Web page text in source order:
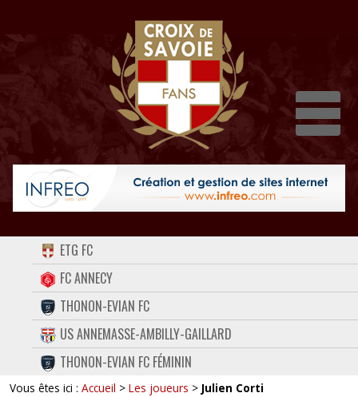
ACCUEIL
FORUM
CONTACT
FACEBOOK
TWITTER
ETG FC
FC ANNECY
THONON-EVIAN FC
US ANNEMASSE-AMBILLY-GAILLARD
THONON-EVIAN FC FÉMININ
Vous êtes ici : Accueil > Les joueurs > Julien Corti